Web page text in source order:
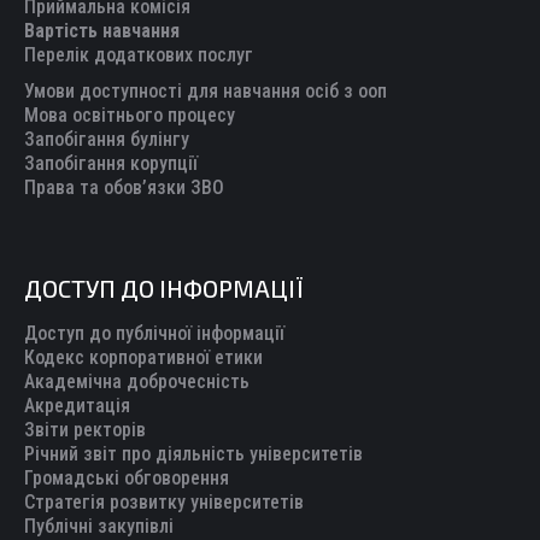
new
window
new
window
new
window
new
window
new
Приймальна комісія
Вартість навчання
Перелік додаткових послуг
Умови доступності для навчання осіб з ооп
Мова освітнього процесу
Запобігання булінгу
Запобігання корупції
Права та обов’язки ЗВО
ДОСТУП ДО ІНФОРМАЦІЇ
Доступ до публічної інформації
Кодекс корпоративної етики
Академічна доброчесність
Акредитація
Звіти ректорів
Річний звіт про діяльність університетів
Громадські обговорення
Стратегія розвитку університетів
Публічні закупівлі